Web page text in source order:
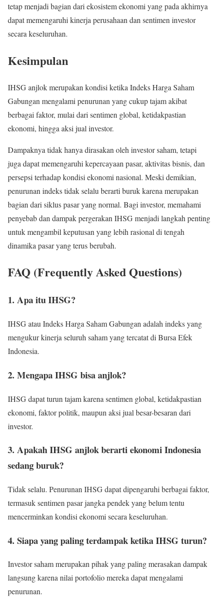
tetap menjadi bagian dari ekosistem ekonomi yang pada akhirnya
dapat memengaruhi kinerja perusahaan dan sentimen investor
secara keseluruhan.
Kesimpulan
IHSG anjlok merupakan kondisi ketika Indeks Harga Saham
Gabungan mengalami penurunan yang cukup tajam akibat
berbagai faktor, mulai dari sentimen global, ketidakpastian
ekonomi, hingga aksi jual investor.
Dampaknya tidak hanya dirasakan oleh investor saham, tetapi
juga dapat memengaruhi kepercayaan pasar, aktivitas bisnis, dan
persepsi terhadap kondisi ekonomi nasional. Meski demikian,
penurunan indeks tidak selalu berarti buruk karena merupakan
bagian dari siklus pasar yang normal. Bagi investor, memahami
penyebab dan dampak pergerakan IHSG menjadi langkah penting
untuk mengambil keputusan yang lebih rasional di tengah
dinamika pasar yang terus berubah.
FAQ (Frequently Asked Questions)
1. Apa itu IHSG?
IHSG atau Indeks Harga Saham Gabungan adalah indeks yang
mengukur kinerja seluruh saham yang tercatat di Bursa Efek
Indonesia.
2. Mengapa IHSG bisa anjlok?
IHSG dapat turun tajam karena sentimen global, ketidakpastian
ekonomi, faktor politik, maupun aksi jual besar-besaran dari
investor.
3. Apakah IHSG anjlok berarti ekonomi Indonesia
sedang buruk?
Tidak selalu. Penurunan IHSG dapat dipengaruhi berbagai faktor,
termasuk sentimen pasar jangka pendek yang belum tentu
mencerminkan kondisi ekonomi secara keseluruhan.
4. Siapa yang paling terdampak ketika IHSG turun?
Investor saham merupakan pihak yang paling merasakan dampak
langsung karena nilai portofolio mereka dapat mengalami
penurunan.